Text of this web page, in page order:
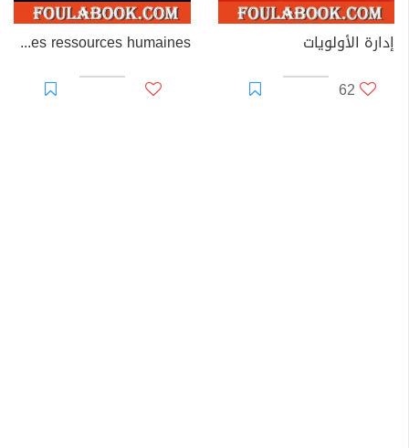
إدارة الأولويات
62
Les méthodes de gestion des ressources humaines